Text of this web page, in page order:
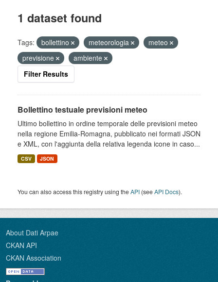
1 dataset found
Tags: bollettino meteorologia
meteo
previsione
ambiente
Filter Results
Bollettino testuale previsioni meteo
Ultimo bollettino in ordine temporale delle previsioni meteo
nella regione Emilia-Romagna, pubblicato nei formati JSON
e XML, con l'aggiunta della relativa legenda icone in caso...
CSV JSON
You can also access this registry using theAPI (seeAPI Docs).
About Dati Arpae
CKAN API
CKAN Association